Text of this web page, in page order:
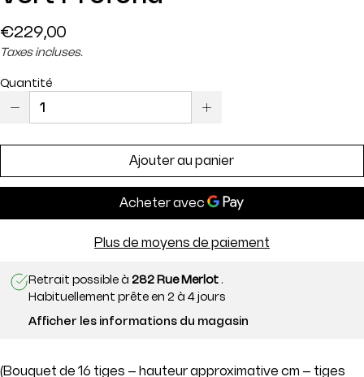
Prix
régulier
€229,00
Taxes incluses.
Quantité
Ajouter au panier
Plus de moyens de paiement
Retrait possible à 282 Rue Merlot.
Habituellement prête en 2 à 4 jours
Afficher les informations du magasin
(Bouquet de 16 tiges – hauteur approximative cm – tiges